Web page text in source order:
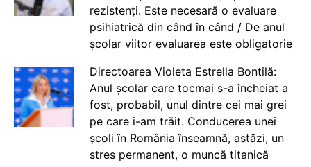
rezistenți. Este necesară o evaluare
psihiatrică din când în când / De anul
școlar viitor evaluarea este obligatorie
Directoarea Violeta Estrella Bontilă:
Anul școlar care tocmai s-a încheiat a
fost, probabil, unul dintre cei mai grei
pe care i-am trăit. Conducerea unei
școli în România înseamnă, astăzi, un
stres permanent, o muncă titanică